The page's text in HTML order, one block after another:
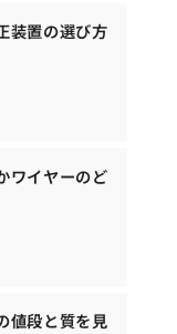
装置の選び方
ワイヤーのど
値段と質を見